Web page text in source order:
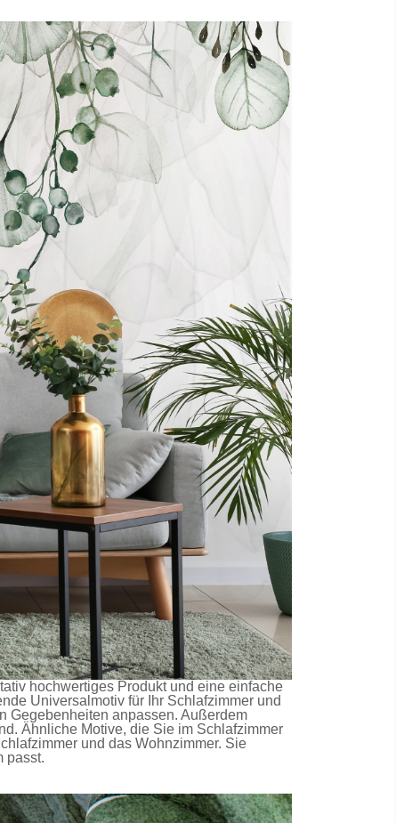
hochwertiges Produkt und eine einfache
Universalmotiv für Ihr Schlafzimmer und
Gegebenheiten anpassen. Außerdem
Ähnliche Motive, die Sie im Schlafzimmer
und das Wohnzimmer. Sie
passt.